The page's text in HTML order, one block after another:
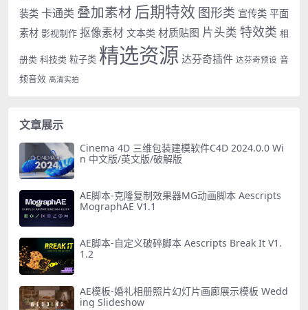
装类 卡通类 叠加素材 后期特效 图形类 宣传类 平面
素材 影视制作 抠像素材 文本类 材质贴图 片头类 特效类 相
册类 科技类 粒子类 精选资源 达芬奇插件 达芬奇预设 音
频音效 高清实拍
文章展示
Cinema 4D 三维包装建模软件C4D 2024.0.0 Wi
n 中文版/英文版/破解版
AE脚本-克隆复制效果器MG动画脚本 Aescripts
MographAE V1.1
AE脚本-自定义破碎脚本 Aescripts Break It V1.
1.2
AE模板-婚礼相册照片幻灯片画廊展示模板 Wedd
ing Slideshow